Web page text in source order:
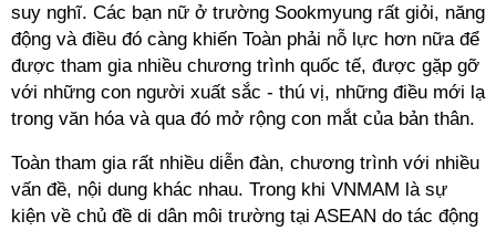
suy nghĩ. Các bạn nữ ở trường Sookmyung rất giỏi, năng
động và điều đó càng khiến Toàn phải nỗ lực hơn nữa để
được tham gia nhiều chương trình quốc tế, được gặp gỡ
với những con người xuất sắc - thú vị, những điều mới lạ
trong văn hóa và qua đó mở rộng con mắt của bản thân.
Toàn tham gia rất nhiều diễn đàn, chương trình với nhiều
vấn đề, nội dung khác nhau. Trong khi VNMAM là sự
kiện về chủ đề di dân môi trường tại ASEAN do tác động